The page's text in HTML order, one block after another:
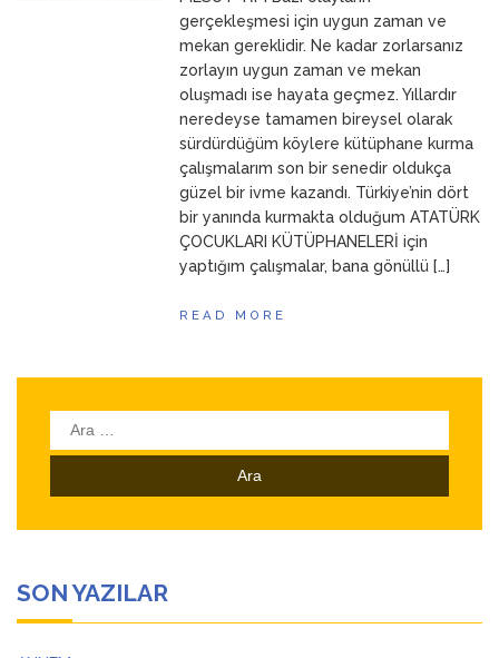
AĞLIYORUM
gerçekleşmesi için uygun zaman ve
mekan gereklidir. Ne kadar zorlarsanız
zorlayın uygun zaman ve mekan
oluşmadı ise hayata geçmez. Yıllardır
neredeyse tamamen bireysel olarak
sürdürdüğüm köylere kütüphane kurma
çalışmalarım son bir senedir oldukça
güzel bir ivme kazandı. Türkiye’nin dört
bir yanında kurmakta olduğum ATATÜRK
ÇOCUKLARI KÜTÜPHANELERİ için
yaptığım çalışmalar, bana gönüllü […]
READ MORE
Arama:
SON YAZILAR